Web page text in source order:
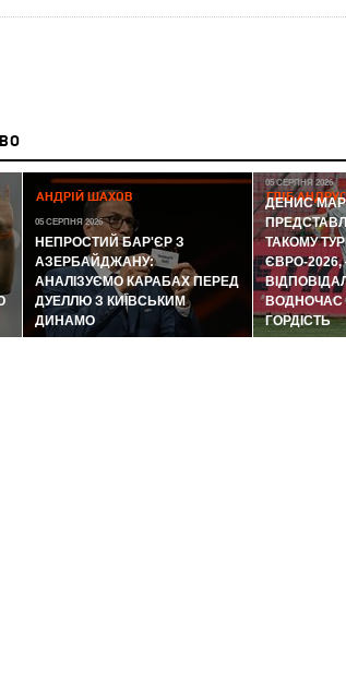
АНДРІЙ ШАХОВ
05 СЕРПНЯ 2026
НЕПРОСТИЙ БАР'ЄР З
АЗЕРБАЙДЖАНУ:
АНАЛІЗУЄМО КАРАБАХ ПЕРЕД
ДУЕЛЛЮ З КИЇВСЬКИМ
ДИНАМО
ГЛІБ
05 СЕРПНЯ 2026
ДЕНИС
ТАКОМУ
ЄВРО-
ВОДНОЧАС
ГОРДІСТЬ